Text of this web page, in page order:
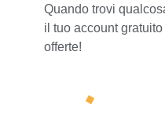
Quando trovi
il tuo account
offerte!